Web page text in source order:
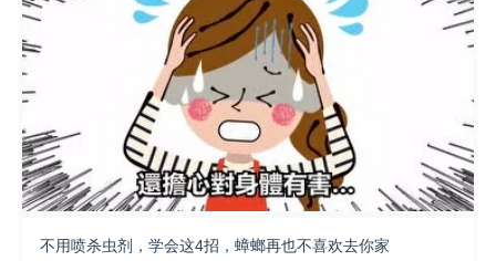
不用喷杀虫剂，学会这4招，蟑螂再也不喜欢去你家